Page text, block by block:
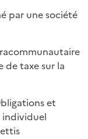
par une société
de taxe sur la
et
individuel